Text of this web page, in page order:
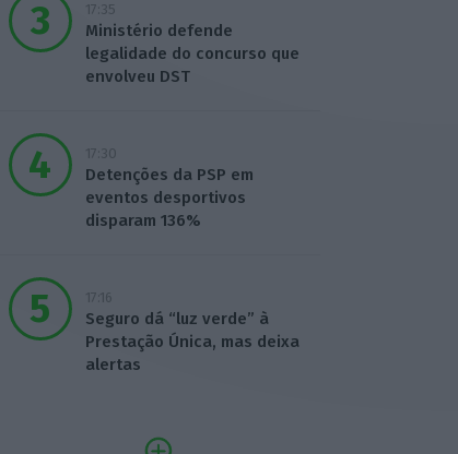
17:35
Ministério defende
legalidade do concurso que
envolveu DST
17:30
Detenções da PSP em
eventos desportivos
disparam 136%
17:16
Seguro dá “luz verde” à
Prestação Única, mas deixa
alertas